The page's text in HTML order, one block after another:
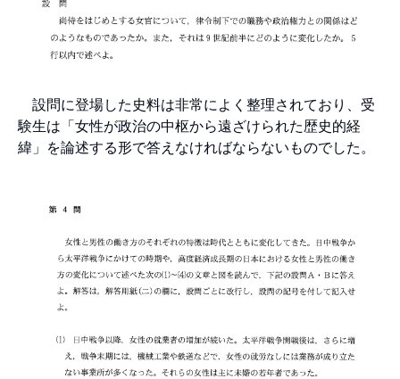
設問に登場した史料は非常によく整理されており、受
験生は「女性が政治の中枢から遠ざけられた歴史的経
緯」を論述する形で答えなければならないものでした。